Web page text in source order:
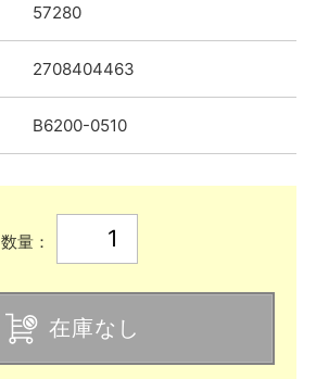
57280
2708404463
B6200-0510
数量：
在庫なし